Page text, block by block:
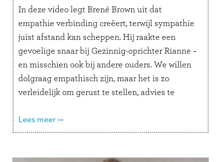
In deze video legt Brené Brown uit dat
empathie verbinding creëert, terwijl sympathie
juist afstand kan scheppen. Hij raakte een
gevoelige snaar bij Gezinnig-oprichter Rianne –
en misschien ook bij andere ouders. We willen
dolgraag empathisch zijn, maar het is zo
verleidelijk om gerust te stellen, advies te
verder
Lees meer >>